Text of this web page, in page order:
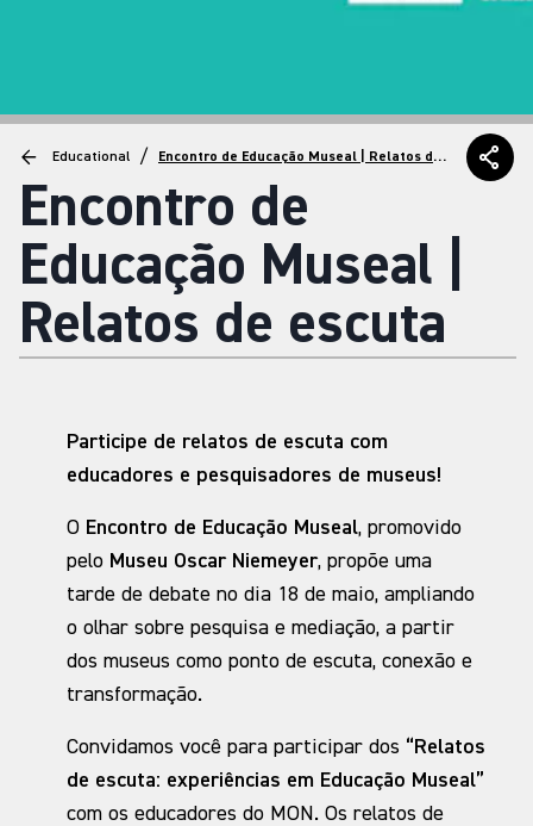
Educational /
Encontro de Educação Museal | Relatos de
Encontro de
Educação Museal |
Relatos de escuta
Participe de relatos de escuta com
educadores e pesquisadores de museus!
O Encontro de Educação Museal, promovido
pelo Museu Oscar Niemeyer, propõe uma
tarde de debate no dia 18 de maio, ampliando
o olhar sobre pesquisa e mediação, a partir
dos museus como ponto de escuta, conexão e
transformação.
Convidamos você para participar dos “Relatos
de escuta: experiências em Educação Museal”
com os educadores do MON. Os relatos de